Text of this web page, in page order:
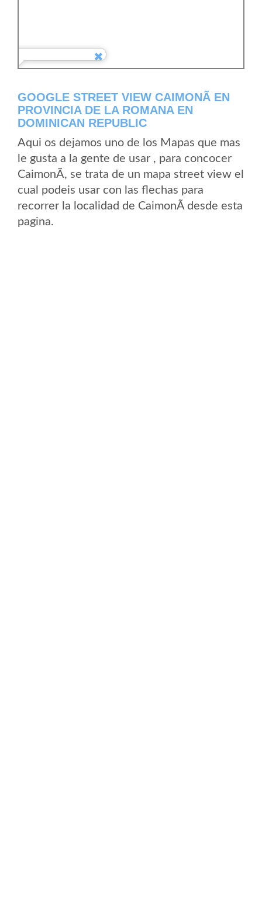
GOOGLE STREET VIEW CAIMONÃ­ EN
PROVINCIA DE LA ROMANA EN
DOMINICAN REPUBLIC
Aqui os dejamos uno de los Mapas que mas
le gusta a la gente de usar , para concocer
CaimonÃ­, se trata de un mapa street view el
cual podeis usar con las flechas para
recorrer la localidad de CaimonÃ­ desde esta
pagina.